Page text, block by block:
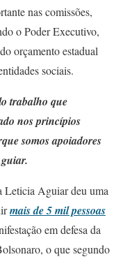
nas comissões,
o Poder Executivo,
orçamento estadual
sociais.
trabalho que
nos princípios
somos apoiadores
Leticia Aguiar deu uma
mais de 5 mil pessoas
em defesa da
o que segundo